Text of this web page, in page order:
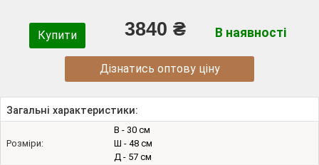
Купити 3840 ₴ В наявності
Дізнатись оптову ціну
Загальні характеристики:
Розміри:
В - 30 см
Ш - 48 см
Д - 57 см